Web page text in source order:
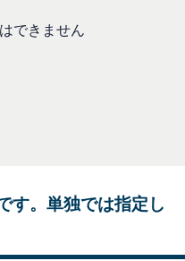
できません
す。単独では指定し